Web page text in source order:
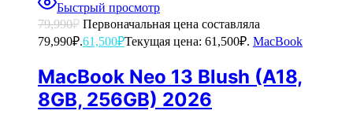
Быстрый просмотр
79,990₽ Первоначальная цена составляла
79,990₽.61,500₽Текущая цена: 61,500₽. MacBook
MacBook Neo 13 Blush (A18,
8GB, 256GB) 2026